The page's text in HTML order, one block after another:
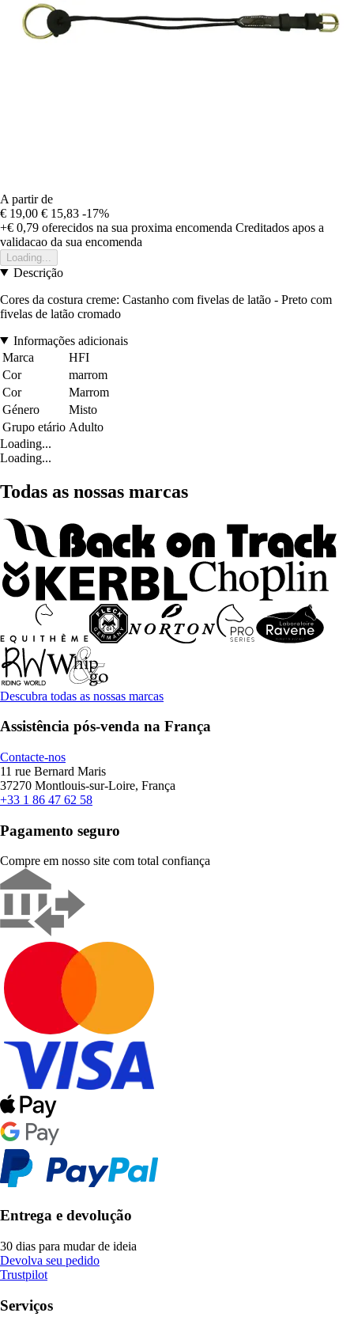
A partir de
€ 19,00 € 15,83 -17%
+€ 0,79 oferecidos na sua proxima encomenda Creditados apos a
validacao da sua encomenda
Loading...
Descrição
Cores da costura creme: Castanho com fivelas de latão - Preto com
fivelas de latão cromado
Informações adicionais
Marca
HFI
Cor
marrom
Cor
Marrom
Género
Misto
Grupo etário Adulto
Loading...
Loading...
Todas as nossas marcas
Descubra todas as nossas marcas
Assistência pós-venda na França
Contacte-nos
11 rue Bernard Maris
37270 Montlouis-sur-Loire, França
+33 1 86 47 62 58
Pagamento seguro
Compre em nosso site com total confiança
Entrega e devolução
30 dias para mudar de ideia
Devolva seu pedido
Trustpilot
Serviços